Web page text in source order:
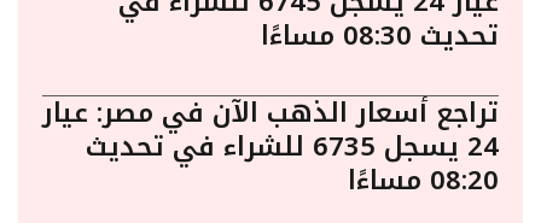
تحديث 08:30 مساءًا
تراجع أسعار الذهب الآن في مصر: عيار
24 يسجل 6735 للشراء في تحديث
08:20 مساءًا